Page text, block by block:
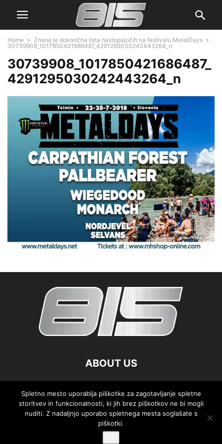
Home
Znana je dokončna lista nastopajočih na festivalu MetalDays
30739908_1017850421686487_4291295030242443264_n
30739908_1017850421686487_
4291295030242443264_n
ABOUT US
FOLLOW US
Spletno mesto uporablja piškotke za zagotavljanje spletne
storitvev in funkcionalnosti, ki jih brez piškotkov ne bi mogli
nuditi. Z nadaljnjo uporabo spletnega mesta soglašate s
piškotki.